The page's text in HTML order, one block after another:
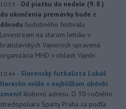
10:59 - Od piatku do nedele (9. 8.)
do ukončenia premávky bude z
dôvodu hudobného festivalu
Lovestream na starom letisku v
bratislavských Vajnoroch upravená
organizácia MHD v oblasti Vajnôr.
10:44 - Slovenský futbalista Lukáš
Haraslín môže v najbližšom období
zmeniť klubovú adresu. O 30-ročného
stredopoliara Sparty Praha sa podľa